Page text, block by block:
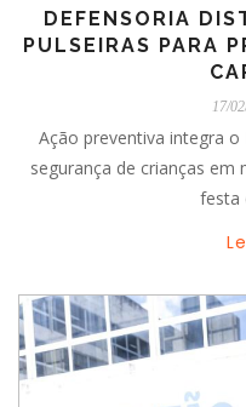
DEFENSORIA
PULSEIRAS PARA
17/
Ação preventiva integra
segurança de crianças em
festa